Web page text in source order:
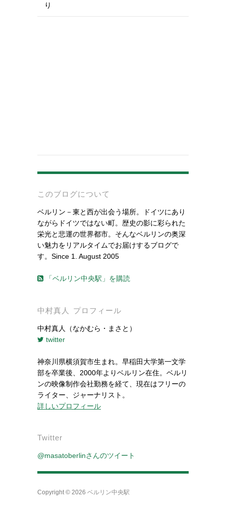
り
このブログについて
ベルリン－東と西が出会う場所。ドイツにあり
ながらドイツではない町。歴史の影に彩られた
栄光と悲運の世界都市。そんなベルリンの奥深
い魅力をリアルタイムでお届けするブログで
す。Since 1. August 2005
「ベルリン中央駅」を購読
中村真人 プロフィール
中村真人（なかむら・まさと）
twitter
神奈川県横須賀市生まれ。早稲田大学第一文学
部を卒業後、2000年よりベルリン在住。ベルリ
ンの映像制作会社勤務を経て、現在はフリーの
ライター、ジャーナリスト。
詳しいプロフィール
Twitter
@masatoberlinさんのツイート
Copyright © 2026 ベルリン中央駅